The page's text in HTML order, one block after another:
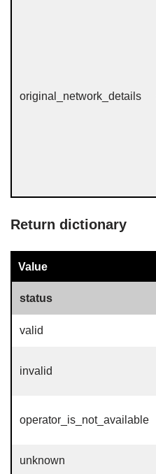
original_network_details
Return dictionary
Value
status
valid
invalid
operator_is_not_available
unknown